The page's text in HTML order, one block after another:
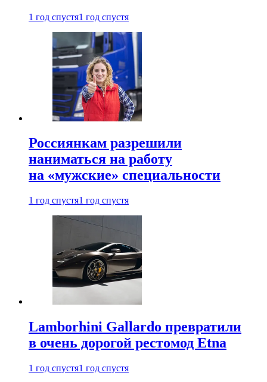
1 год спустя1 год спустя
Россиянкам разрешили
наниматься на работу
на «мужские» специальности
1 год спустя1 год спустя
Lamborhini Gallardo превратили
в очень дорогой рестомод Etna
1 год спустя1 год спустя